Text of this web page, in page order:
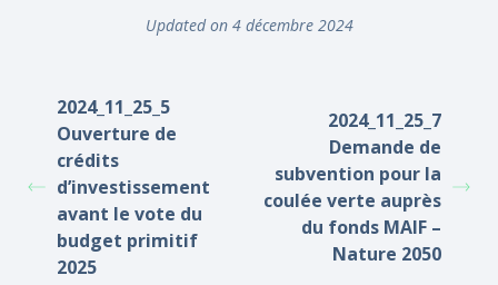
Updated on 4 décembre 2024
2024_11_25_5
Ouverture de
crédits
d’investissement
avant le vote du
budget primitif
2025
2024_11_25_7
Demande de
subvention pour la
coulée verte auprès
du fonds MAIF –
Nature 2050